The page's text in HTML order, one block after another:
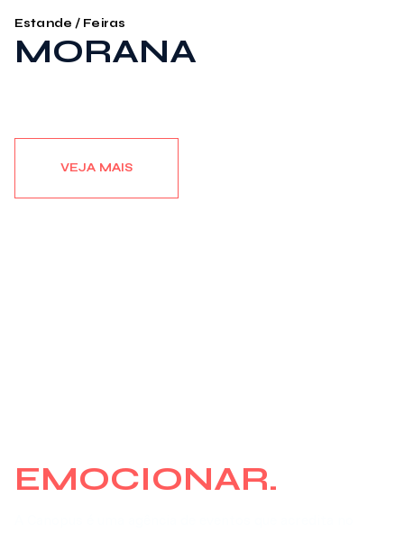
Estande / Feiras
MORANA
VEJA MAIS
EMOCIONAR.